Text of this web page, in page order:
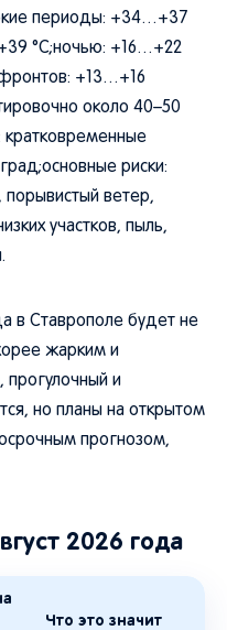
периоды: +34…+37
°C;ночью: +16…+22
+13…+16
около 40–50
кратковременные
риски:
порывистый ветер,
участков, пыль,
в Ставрополе будет не
жарким и
и
но планы на открытом
прогнозом,
2026 года
Что это значит